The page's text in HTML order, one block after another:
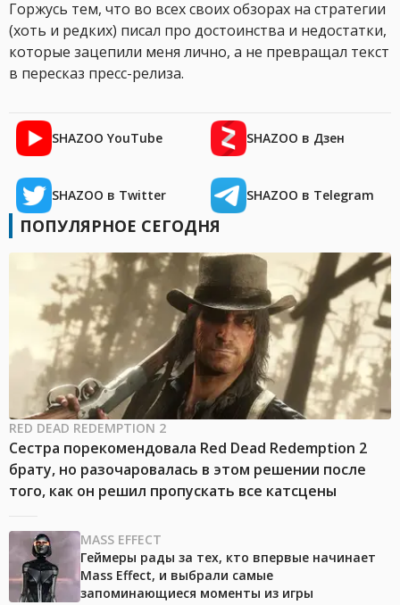
Горжусь тем, что во всех своих обзорах на стратегии
(хоть и редких) писал про достоинства и недостатки,
которые зацепили меня лично, а не превращал текст
в пересказ пресс-релиза.
SHAZOO YouTube SHAZOO в Дзен
SHAZOO в Twitter SHAZOO в Telegram
ПОПУЛЯРНОЕ СЕГОДНЯ
RED DEAD REDEMPTION 2
Сестра порекомендовала Red Dead Redemption 2
брату, но разочаровалась в этом решении после
того, как он решил пропускать все катсцены
MASS EFFECT
Геймеры рады за тех, кто впервые начинает
Mass Effect, и выбрали самые
запоминающиеся моменты из игры